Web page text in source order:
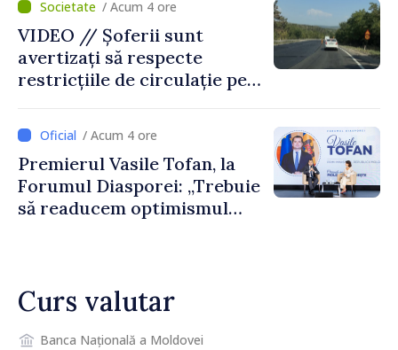
/ Acum 4 ore
VIDEO // Șoferii sunt
avertizați să respecte
restricțiile de circulație pe
desfășoară lucrări de
reparație/ Acum 4 ore
Premierul Vasile Tofan, la
Forumul Diasporei: „Trebuie
să readucem optimismul
Curs valutar
Banca Națională a Moldovei